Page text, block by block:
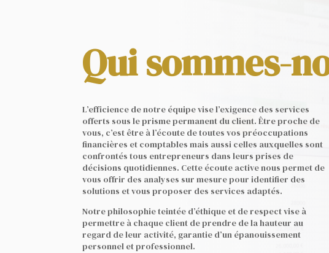
Qui sommes-
L’efficience de notre équipe vise l’exigence des services
offerts sous le prisme permanent du client. Être proche de
vous, c’est être à l’écoute de toutes vos préoccupations
financières et comptables mais aussi celles auxquelles sont
confrontés tous entrepreneurs dans leurs prises de
décisions quotidiennes. Cette écoute active nous permet de
vous offrir des analyses sur mesure pour identifier des
solutions et vous proposer des services adaptés.
Notre philosophie teintée d’éthique et de respect vise à
permettre à chaque client de prendre de la hauteur au
regard de leur activité, garantie d’un épanouissement
personnel et professionnel.